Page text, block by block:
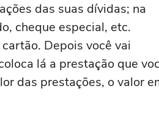
das suas dívidas; na
cheque especial, etc.
Depois você vai
lá a prestação que
das prestações, o valor